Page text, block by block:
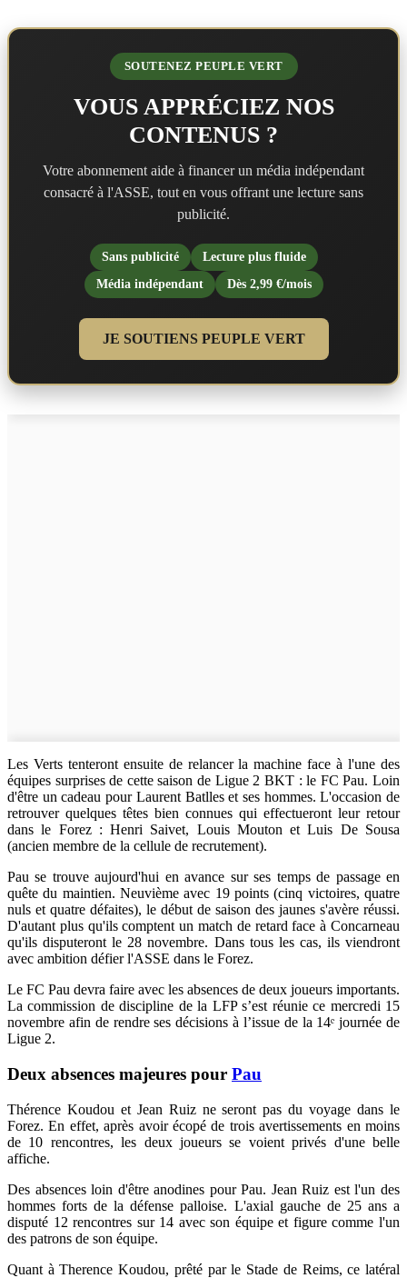
SOUTENEZ PEUPLE VERT
VOUS APPRÉCIEZ NOS
CONTENUS ?
Votre abonnement aide à financer un média indépendant
consacré à l'ASSE, tout en vous offrant une lecture sans
publicité.
Sans publicité
Lecture plus fluide
Média indépendant
Dès 2,99 €/mois
JE SOUTIENS PEUPLE VERT
Les Verts tenteront ensuite de relancer la machine face à l'une des
équipes surprises de cette saison de Ligue 2 BKT : le FC Pau. Loin
d'être un cadeau pour Laurent Batlles et ses hommes. L'occasion de
retrouver quelques têtes bien connues qui effectueront leur retour
dans le Forez : Henri Saivet, Louis Mouton et Luis De Sousa
(ancien membre de la cellule de recrutement).
Pau se trouve aujourd'hui en avance sur ses temps de passage en
quête du maintien. Neuvième avec 19 points (cinq victoires, quatre
nuls et quatre défaites), le début de saison des jaunes s'avère réussi.
D'autant plus qu'ils comptent un match de retard face à Concarneau
qu'ils disputeront le 28 novembre. Dans tous les cas, ils viendront
avec ambition défier l'ASSE dans le Forez.
Le FC Pau devra faire avec les absences de deux joueurs importants.
La commission de discipline de la LFP s’est réunie ce mercredi 15
novembre afin de rendre ses décisions à l’issue de la 14ᵉ journée de
Ligue 2.
Deux absences majeures pour Pau
Thérence Koudou et Jean Ruiz ne seront pas du voyage dans le
Forez. En effet, après avoir écopé de trois avertissements en moins
de 10 rencontres, les deux joueurs se voient privés d'une belle
affiche.
Des absences loin d'être anodines pour Pau. Jean Ruiz est l'un des
hommes forts de la défense palloise. L'axial gauche de 25 ans a
disputé 12 rencontres sur 14 avec son équipe et figure comme l'un
des patrons de son équipe.
Quant à Therence Koudou, prêté par le Stade de Reims, ce latéral